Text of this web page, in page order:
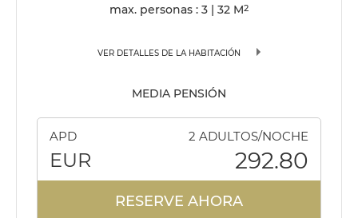
max. personas : 3 32 M2
VER DETALLES DE LA HABITACIÓN
MEDIA PENSIÓN
APD 2 ADULTOS/NOCHE
EUR 292.80
RESERVE AHORA